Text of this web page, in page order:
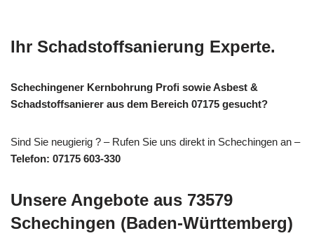
Ihr Schadstoffsanierung Experte.
Schechingener Kernbohrung Profi sowie Asbest &
Schadstoffsanierer aus dem Bereich 07175 gesucht?
Sind Sie neugierig ? – Rufen Sie uns direkt in Schechingen an –
Telefon: 07175 603-330
Unsere Angebote aus 73579
Schechingen (Baden-Württemberg)